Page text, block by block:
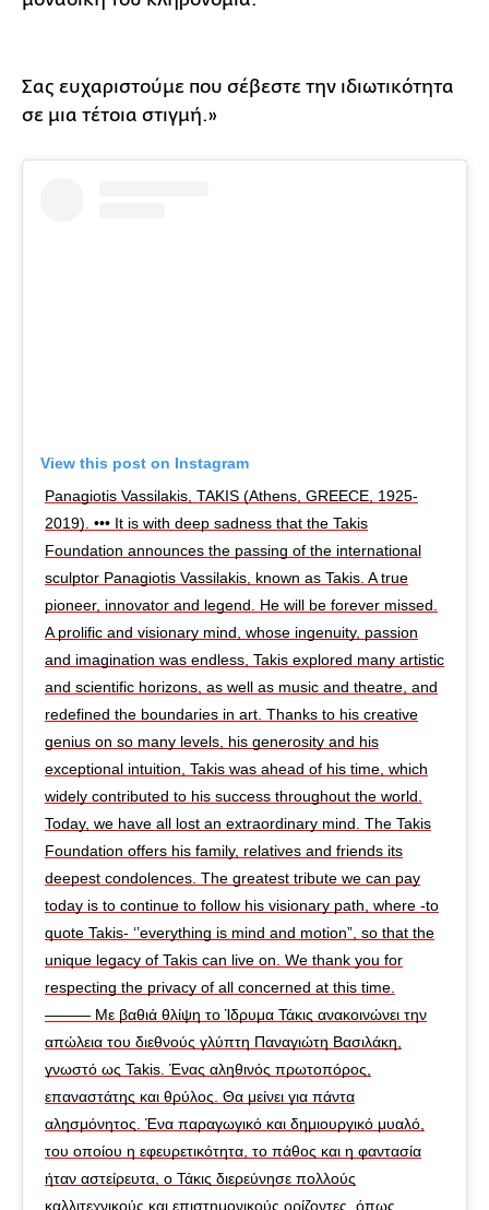
Σας ευχαριστούμε που σέβεστε την ιδιωτικότητα
σε μια τέτοια στιγμή.»
View this post on Instagram
Panagiotis Vassilakis, TAKIS (Athens, GREECE, 1925-
2019). ••• It is with deep sadness that the Takis
Foundation announces the passing of the international
sculptor Panagiotis Vassilakis, known as Takis. A true
pioneer, innovator and legend. He will be forever missed.
A prolific and visionary mind, whose ingenuity, passion
and imagination was endless, Takis explored many artistic
and scientific horizons, as well as music and theatre, and
redefined the boundaries in art. Thanks to his creative
genius on so many levels, his generosity and his
exceptional intuition, Takis was ahead of his time, which
widely contributed to his success throughout the world.
Today, we have all lost an extraordinary mind. The Takis
Foundation offers his family, relatives and friends its
deepest condolences. The greatest tribute we can pay
today is to continue to follow his visionary path, where -to
quote Takis- ‘’everything is mind and motion”, so that the
unique legacy of Takis can live on. We thank you for
respecting the privacy of all concerned at this time.
——— Με βαθιά θλίψη το Ίδρυμα Τάκις ανακοινώνει την
απώλεια του διεθνούς γλύπτη Παναγιώτη Βασιλάκη,
γνωστό ως Takis. Ένας αληθινός πρωτοπόρος,
επαναστάτης και θρύλος. Θα μείνει για πάντα
αλησμόνητος. Ένα παραγωγικό και δημιουργικό μυαλό,
του οποίου η εφευρετικότητα, το πάθος και η φαντασία
ήταν αστείρευτα, ο Τάκις διερεύνησε πολλούς
καλλιτεχνικούς και επιστημονικούς ορίζοντες, όπως